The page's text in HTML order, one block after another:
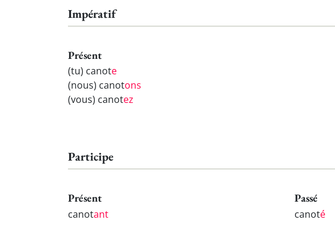
Impératif
Présent
(tu) canote
(nous) canotons
(vous) canotez
Participe
Présent
canotant
Passé
canoté